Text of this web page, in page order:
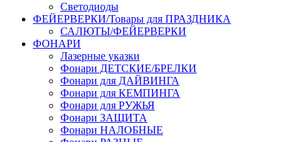
Светодиоды
ФЕЙЕРВЕРКИ/Товары для ПРАЗДНИКА
САЛЮТЫ/ФЕЙЕРВЕРКИ
ФОНАРИ
Лазерные указки
Фонари ДЕТСКИЕ/БРЕЛКИ
Фонари для ДАЙВИНГА
Фонари для КЕМПИНГА
Фонари для РУЖЬЯ
Фонари ЗАЩИТА
Фонари НАЛОБНЫЕ